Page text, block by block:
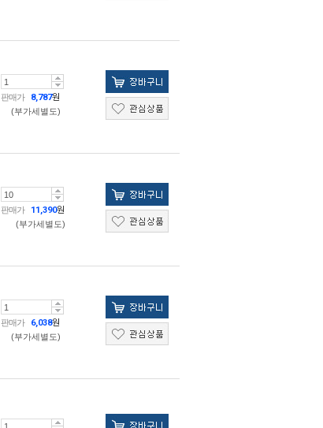
판매가 8,787원
(부가세별도)
판매가 11,390원
(부가세별도)
판매가 6,038원
(부가세별도)